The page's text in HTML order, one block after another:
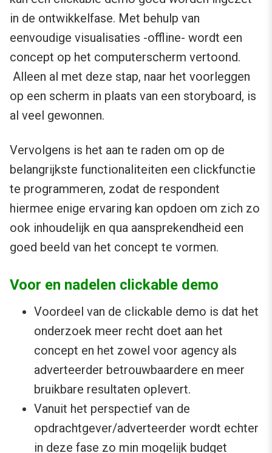
in de ontwikkelfase. Met behulp van
eenvoudige visualisaties -offline- wordt een
concept op het computerscherm vertoond.
Alleen al met deze stap, naar het voorleggen
op een scherm in plaats van een storyboard, is
al veel gewonnen.
Vervolgens is het aan te raden om op de
belangrijkste functionaliteiten een clickfunctie
te programmeren, zodat de respondent
hiermee enige ervaring kan opdoen om zich zo
ook inhoudelijk en qua aansprekendheid een
goed beeld van het concept te vormen.
Voor en nadelen clickable demo
Voordeel van de clickable demo is dat het
onderzoek meer recht doet aan het
concept en het zowel voor agency als
adverteerder betrouwbaardere en meer
bruikbare resultaten oplevert.
Vanuit het perspectief van de
opdrachtgever/adverteerder wordt echter
in deze fase zo min mogelijk budget